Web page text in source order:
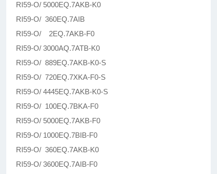
RI59-O/ 5000EQ.7AKB-K0
RI59-O/ 360EQ.7AIB
RI59-O/ 2EQ.7AKB-F0
RI59-O/ 3000AQ.7ATB-K0
RI59-O/ 889EQ.7AKB-K0-S
RI59-O/ 720EQ.7XKA-F0-S
RI59-O/ 4445EQ.7AKB-K0-S
RI59-O/ 100EQ.7BKA-F0
RI59-O/ 5000EQ.7AKB-F0
RI59-O/ 1000EQ.7BIB-F0
RI59-O/ 360EQ.7AKB-K0
RI59-O/ 3600EQ.7AIB-F0